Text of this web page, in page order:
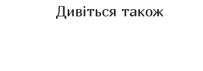
Дивіться також